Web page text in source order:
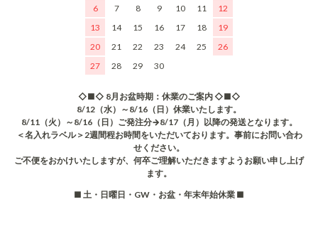
6
7 8 9 10 11
12
13
14 15 16 17 18
19
20
21 22 23 24 25
26
27
28 29 30
◇■◇ 8月お盆時期：休業のご案内 ◇■◇
8/12（水）～8/16（日）休業いたします。
8/11（火）～8/16（日）ご発注分→8/17（月）以降の発送となります。
＜名入れラベル＞2週間程お時間をいただいております。事前にお問い合わ
せください。
ご不便をおかけいたしますが、何卒ご理解いただきますようお願い申し上げ
ます。
■ 土・日曜日・GW・お盆・年末年始休業 ■